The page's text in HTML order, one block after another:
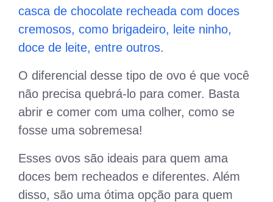
casca de chocolate recheada com doces
cremosos, como brigadeiro, leite ninho,
doce de leite, entre outros.
O diferencial desse tipo de ovo é que você
não precisa quebrá-lo para comer. Basta
abrir e comer com uma colher, como se
fosse uma sobremesa!
Esses ovos são ideais para quem ama
doces bem recheados e diferentes. Além
disso, são uma ótima opção para quem